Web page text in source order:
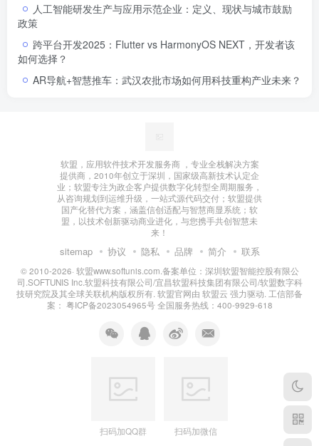
人工智能研发生产与应用示范企业：定义、现状与城市鼓励
政策
跨平台开发2025：Flutter vs HarmonyOS NEXT，开发者该
如何选择？
AR导航+智慧推车：武汉农批市场如何用科技重构产业未来？
软盟，应用软件技术开发服务商 ，专业全栈解决方案
提供商，2010年创立于深圳，国家级高新技术认定企
业；软盟专注为政企客户提供数字化转型全周期服务，
从咨询规划到运维升级，一站式源代码交付；软盟提供
国产化替代方案，涵盖信创适配与智慧商显系统；软
盟，以技术创新驱动商业进化，与您携手共创智慧未
来！
sitemap 协议 隐私 品牌 简介 联系
© 2010-2026· 软盟www.softunis.com.备案单位：深圳软盟智能控股有限公
司.SOFTUNIS Inc.软盟科技有限公司/宜昌软盟科技集团有限公司/软盟数字科
技研究院及其全球关联机构版权所有 . 软盟官网由 软盟云 强力驱动. 工信部备
案： 粤ICP备2023054965号全国服务热线：400-9929-618
扫码加QQ群 扫码加微信